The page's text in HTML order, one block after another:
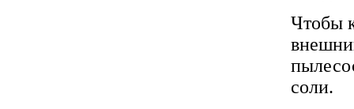
Чтобы
соли.